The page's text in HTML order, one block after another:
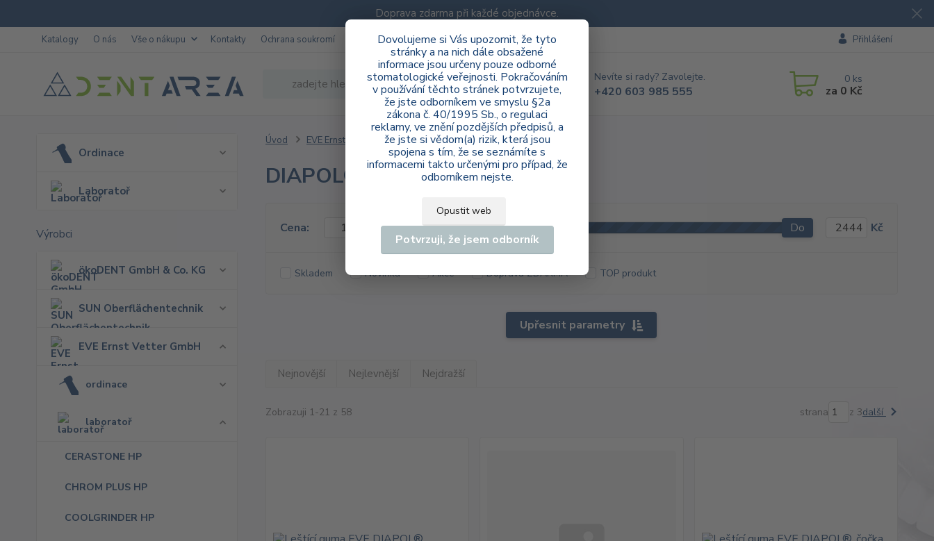
Doprava zdarma při každé objednávce.
Dovolujeme si Vás upozornit, že tyto
stránky a na nich dále obsažené
informace jsou určeny pouze odborné
stomatologické veřejnosti. Pokračováním
v používání těchto stránek potvrzujete,
že jste odborníkem ve smyslu §2a
zákona č. 40/1995 Sb., o regulaci
reklamy, ve znění pozdějších předpisů, a
že jste si vědom(a) rizik, která jsou
spojena s tím, že se seznámíte s
informacemi takto určenými pro případ, že
odborníkem nejste.
Opustit web
Potvrzuji, že jsem odborník
Katalogy O nás Vše o nákupu Kontakty Ochrana soukromí Přihlášení
Hledat Nevíte si rady? Zavolejte.
+420 603 985 555
0 ks
za 0 Kč
Ordinace
Laboratoř
Výrobci
ökoDENT GmbH & Co. KG
SUN Oberflächentechnik
EVE Ernst Vetter GmbH
ordinace
laboratoř
CERASTONE HP
CHROM PLUS HP
COOLGRINDER HP
Úvod EVE Ernst Vetter GmbH laboratoř DIAPOL® HP
DIAPOL® HP
Upřesnit parametry
Cena: Kč Od Do Kč
Skladem Novinka Akce Doprava ZDARMA TOP produkt
Nejnovější Nejlevnější Nejdražší
Zobrazuji 1-21 z 58 strana z 3další